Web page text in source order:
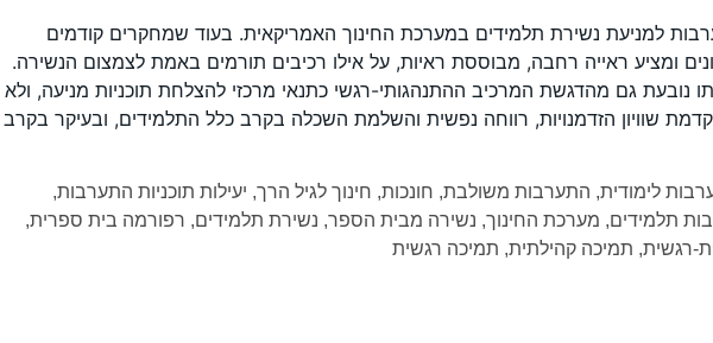
למניעת נשירת תלמידים במערכת החינוך האמריקאית. בעוד שמחקרים קודמים
ומציע ראייה רחבה, מבוססת ראיות, על אילו רכיבים תורמים באמת לצמצום הנשירה.
נובעת גם מהדגשת המרכיב ההתנהגותי-רגשי כתנאי מרכזי להצלחת תוכניות מניעה, ולא
שוויון הזדמנויות, רווחה נפשית והשלמת השכלה בקרב כלל התלמידים, ובעיקר בקרב
לימודית, התערבות משולבת, חונכות, חינוך לגיל הרך, יעילות תוכניות התערבות,
תלמידים, מערכת החינוך, נשירה מבית הספר, נשירת תלמידים, רפורמה בית ספרית,
רגשית, תמיכה קהילתית, תמיכה רגשית